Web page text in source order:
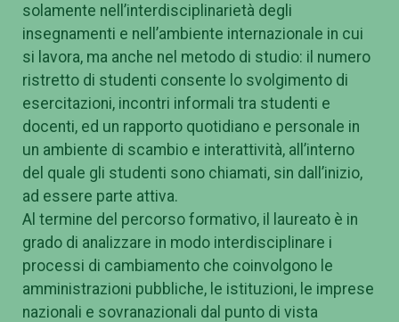
solamente nell’interdisciplinarietà degli
insegnamenti e nell’ambiente internazionale in cui
si lavora, ma anche nel metodo di studio: il numero
ristretto di studenti consente lo svolgimento di
esercitazioni, incontri informali tra studenti e
docenti, ed un rapporto quotidiano e personale in
un ambiente di scambio e interattività, all’interno
del quale gli studenti sono chiamati, sin dall’inizio,
ad essere parte attiva.
Al termine del percorso formativo, il laureato è in
grado di analizzare in modo interdisciplinare i
processi di cambiamento che coinvolgono le
amministrazioni pubbliche, le istituzioni, le imprese
nazionali e sovranazionali dal punto di vista